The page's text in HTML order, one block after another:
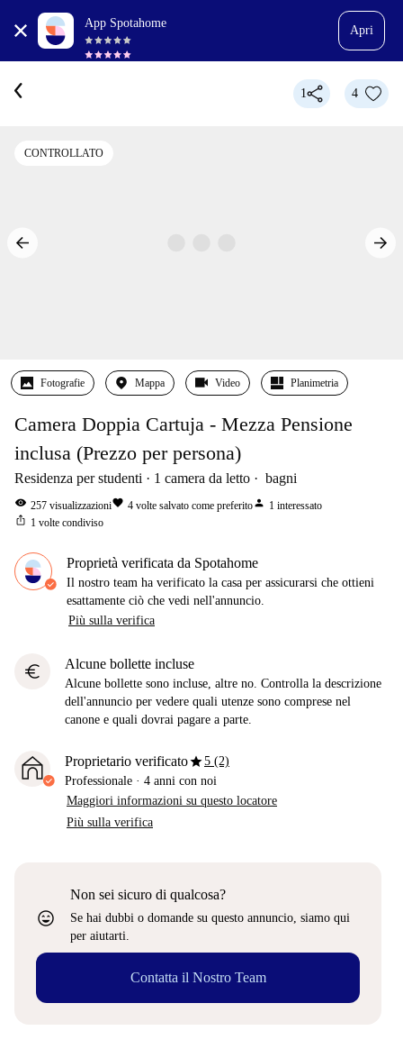
App Spotahome
Apri
1 4
CONTROLLATO
Fotografie Mappa Video Planimetria
Camera Doppia Cartuja - Mezza Pensione
inclusa (Prezzo per persona)
Residenza per studenti 1 camera da letto bagni
visibility 257 visualizzazionifavorite 4 volte salvato come preferitoperson 1 interessato
ios_share 1 volte condiviso
Proprietà verificata da Spotahome
Il nostro team ha verificato la casa per assicurarsi che ottieni
esattamente ciò che vedi nell'annuncio.
Più sulla verifica
euro Alcune bollette incluse
Alcune bollette sono incluse, altre no. Controlla la descrizione
dell'annuncio per vedere quali utenze sono comprese nel
canone e quali dovrai pagare a parte.
Proprietario verificatostar5 (2)
Professionale · 4 anni con noi
Maggiori informazioni su questo locatore
Più sulla verifica
sentiment_very_satisfied
Non sei sicuro di qualcosa?
Se hai dubbi o domande su questo annuncio, siamo qui
per aiutarti.
Contatta il Nostro Team